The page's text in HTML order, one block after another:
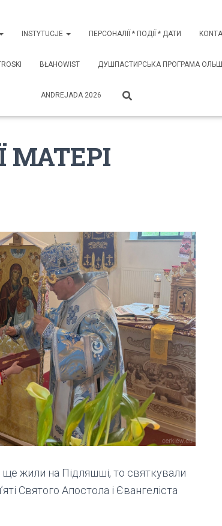
INSTYTUCJE ПЕРСОНАЛІЇ * ПОДІЇ * ДАТИ
BŁAHOWIST ДУШПАСТИРСЬКА ПРОГРАМА
ANDREJADA 2026
МАТЕРІ
ще жили на Підляшші, то святкували
Святого Апостола і Євангеліста